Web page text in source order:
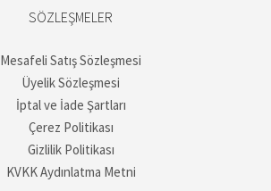
SÖZLEŞMELER
Mesafeli Satış Sözleşmesi
Üyelik Sözleşmesi
İptal ve İade Şartları
Çerez Politikası
Gizlilik Politikası
KVKK Aydınlatma Metni